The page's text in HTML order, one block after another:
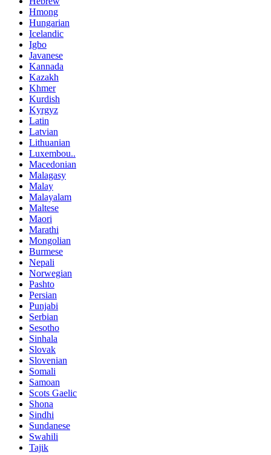
Hmong
Hungarian
Icelandic
Igbo
Javanese
Kannada
Kazakh
Khmer
Kurdish
Kyrgyz
Latin
Latvian
Lithuanian
Luxembou..
Macedonian
Malagasy
Malay
Malayalam
Maltese
Maori
Marathi
Mongolian
Burmese
Nepali
Norwegian
Pashto
Persian
Punjabi
Serbian
Sesotho
Sinhala
Slovak
Slovenian
Somali
Samoan
Scots Gaelic
Shona
Sindhi
Sundanese
Swahili
Tajik